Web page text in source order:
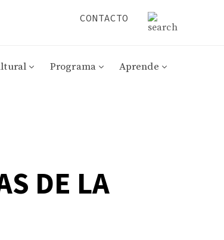
CONTACTO
Programa Aprende
DE LA